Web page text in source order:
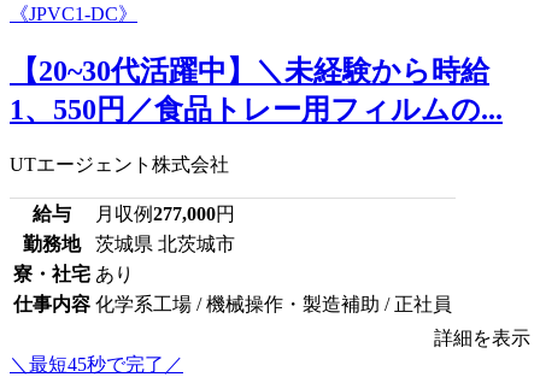
【20~30代活躍中】＼未経験から時給
1、550円／食品トレー用フィルムの...
UTエージェント株式会社
給与 月収例277,000円
勤務地
茨城県 北茨城市
寮・社宅 あり
仕事内容 化学系工場 / 機械操作・製造補助 / 正社員
詳細を表示
＼最短45秒で完了／